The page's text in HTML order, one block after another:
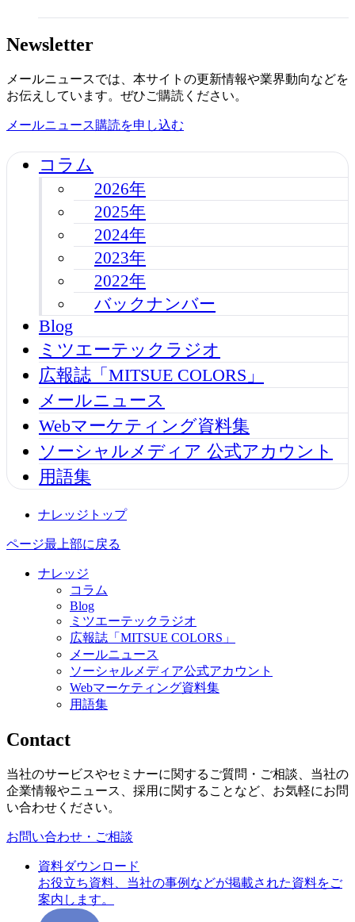
Newsletter
メールニュースでは、本サイトの更新情報や業界動向などを
お伝えしています。ぜひご購読ください。
メールニュース購読を申し込む
コラム
2026年
2025年
2024年
2023年
2022年
バックナンバー
Blog
ミツエーテックラジオ
広報誌「MITSUE COLORS」
メールニュース
Webマーケティング資料集
ソーシャルメディア 公式アカウント
用語集
ナレッジトップ
ページ最上部に戻る
ナレッジ
コラム
Blog
ミツエーテックラジオ
広報誌「MITSUE COLORS」
メールニュース
ソーシャルメディア公式アカウント
Webマーケティング資料集
用語集
Contact
当社のサービスやセミナーに関するご質問・ご相談、当社の
企業情報やニュース、採用に関することなど、お気軽にお問
い合わせください。
お問い合わせ・ご相談
資料ダウンロード
お役立ち資料、当社の事例などが掲載された資料をご
案内します。